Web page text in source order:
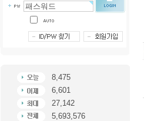
8,475
6,601
27,142
5,693,576